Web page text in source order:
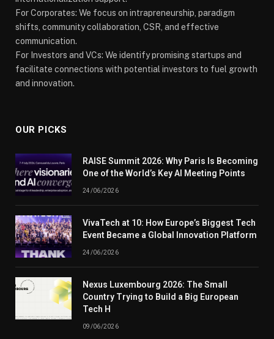
For Corporates: We focus on intrapreneurship, paradigm
shifts, community collaboration, CSR, and effective
communication.
For Investors and VCs: We identify promising startups and
facilitate connections with potential investors to fuel growth
and innovation.
OUR PICKS
RAISE Summit 2026: Why Paris Is Becoming
One of the World’s Key AI Meeting Points
24/06/2026
VivaTech at 10: How Europe’s Biggest Tech
Event Became a Global Innovation Platform
24/06/2026
Nexus Luxembourg 2026: The Small
Country Trying to Build a Big European
Tech H
09/06/2026